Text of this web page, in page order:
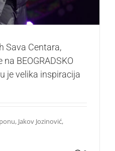
Sava Centara,
BEOGRADSKO
je velika inspiracija
Jakov Jozinović,